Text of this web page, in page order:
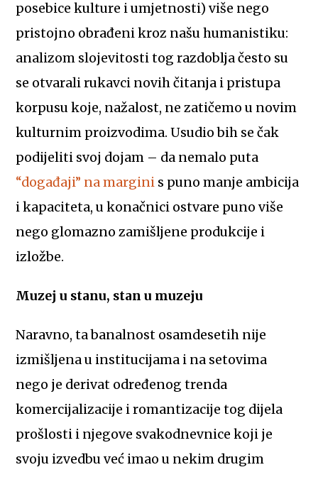
posebice kulture i umjetnosti) više nego
pristojno obrađeni kroz našu humanistiku:
analizom slojevitosti tog razdoblja često su
se otvarali rukavci novih čitanja i pristupa
korpusu koje, nažalost, ne zatičemo u novim
kulturnim proizvodima. Usudio bih se čak
podijeliti svoj dojam – da nemalo puta
“događaji” na margini s puno manje ambicija
i kapaciteta, u konačnici ostvare puno više
nego glomazno zamišljene produkcije i
izložbe.
Muzej u stanu, stan u muzeju
Naravno, ta banalnost osamdesetih nije
izmišljena u institucijama i na setovima
nego je derivat određenog trenda
komercijalizacije i romantizacije tog dijela
prošlosti i njegove svakodnevnice koji je
svoju izvedbu već imao u nekim drugim